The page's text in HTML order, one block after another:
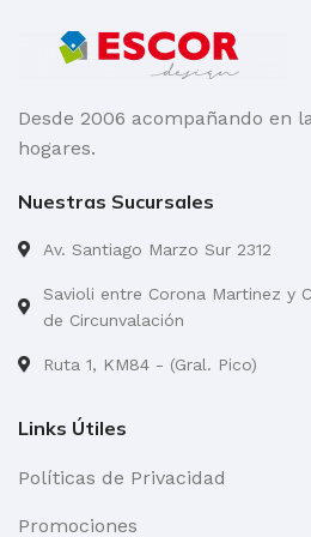
Desde 2006 acompañando en
hogares.
Nuestras Sucursales
Av. Santiago Marzo Sur 2312
Savioli entre Corona Martinez y
de Circunvalación
Ruta 1, KM84 - (Gral. Pico)
Links Útiles
Políticas de Privacidad
Promociones